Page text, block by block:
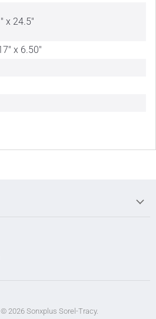
x 24.5"
x 6.50"
2026 Sonxplus Sorel-Tracy.